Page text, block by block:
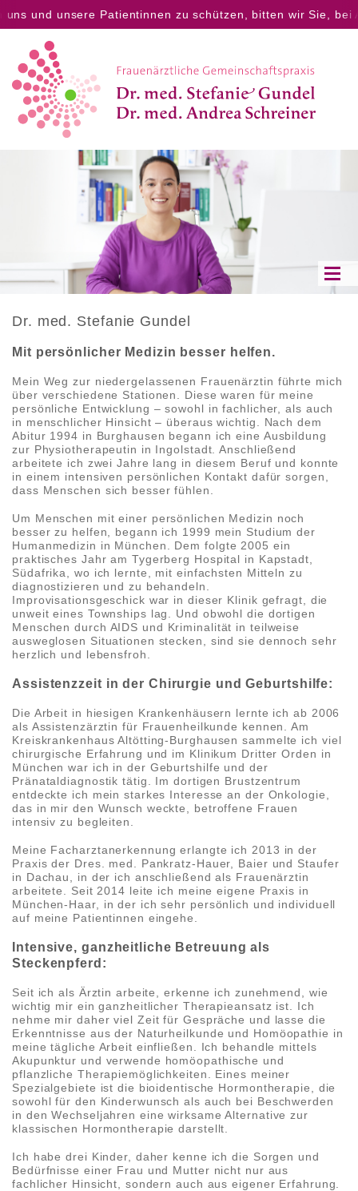
und unsere Patientinnen zu schützen, bitten wir Sie,
Dr. med. Stefanie Gundel
Mit persönlicher Medizin besser helfen.
Mein Weg zur niedergelassenen Frauenärztin führte mich
über verschiedene Stationen. Diese waren für meine
persönliche Entwicklung – sowohl in fachlicher, als auch
in menschlicher Hinsicht – überaus wichtig. Nach dem
Abitur 1994 in Burghausen begann ich eine Ausbildung
zur Physiotherapeutin in Ingolstadt. Anschließend
arbeitete ich zwei Jahre lang in diesem Beruf und konnte
in einem intensiven persönlichen Kontakt dafür sorgen,
dass Menschen sich besser fühlen.
Um Menschen mit einer persönlichen Medizin noch
besser zu helfen, begann ich 1999 mein Studium der
Humanmedizin in München. Dem folgte 2005 ein
praktisches Jahr am Tygerberg Hospital in Kapstadt,
Südafrika, wo ich lernte, mit einfachsten Mitteln zu
diagnostizieren und zu behandeln.
Improvisationsgeschick war in dieser Klinik gefragt, die
unweit eines Townships lag. Und obwohl die dortigen
Menschen durch AIDS und Kriminalität in teilweise
ausweglosen Situationen stecken, sind sie dennoch sehr
herzlich und lebensfroh.
Assistenzzeit in der Chirurgie und Geburtshilfe:
Die Arbeit in hiesigen Krankenhäusern lernte ich ab 2006
als Assistenzärztin für Frauenheilkunde kennen. Am
Kreiskrankenhaus Altötting-Burghausen sammelte ich viel
chirurgische Erfahrung und im Klinikum Dritter Orden in
München war ich in der Geburtshilfe und der
Pränataldiagnostik tätig. Im dortigen Brustzentrum
entdeckte ich mein starkes Interesse an der Onkologie,
das in mir den Wunsch weckte, betroffene Frauen
intensiv zu begleiten.
Meine Facharztanerkennung erlangte ich 2013 in der
Praxis der Dres. med. Pankratz-Hauer, Baier und Staufer
in Dachau, in der ich anschließend als Frauenärztin
arbeitete. Seit 2014 leite ich meine eigene Praxis in
München-Haar, in der ich sehr persönlich und individuell
auf meine Patientinnen eingehe.
Intensive, ganzheitliche Betreuung als
Steckenpferd:
Seit ich als Ärztin arbeite, erkenne ich zunehmend, wie
wichtig mir ein ganzheitlicher Therapieansatz ist. Ich
nehme mir daher viel Zeit für Gespräche und lasse die
Erkenntnisse aus der Naturheilkunde und Homöopathie in
meine tägliche Arbeit einfließen. Ich behandle mittels
Akupunktur und verwende homöopathische und
pflanzliche Therapiemöglichkeiten. Eines meiner
Spezialgebiete ist die bioidentische Hormontherapie, die
sowohl für den Kinderwunsch als auch bei Beschwerden
in den Wechseljahren eine wirksame Alternative zur
klassischen Hormontherapie darstellt.
Ich habe drei Kinder, daher kenne ich die Sorgen und
Bedürfnisse einer Frau und Mutter nicht nur aus
fachlicher Hinsicht, sondern auch aus eigener Erfahrung.